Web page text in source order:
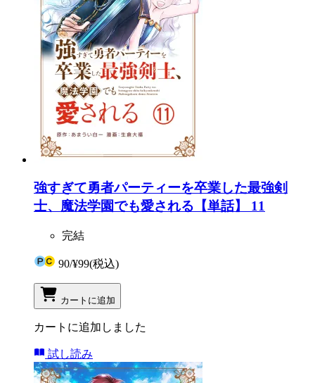
強すぎて勇者パーティーを卒業した最強剣
士、魔法学園でも愛される【単話】 11
完結
90/¥99(税込)
カートに追加
カートに追加しました
試し読み